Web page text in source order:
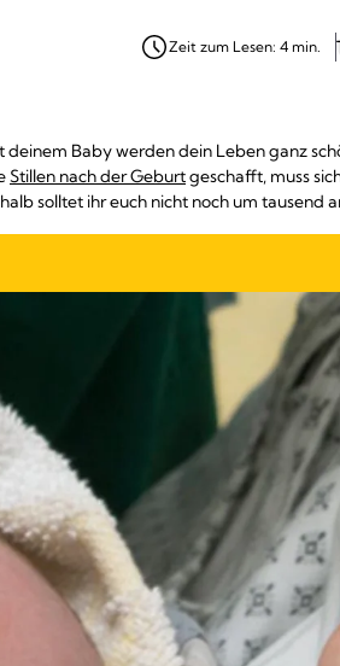
Zeit zum Lesen: 4 min.
deinem Baby werden dein Leben ganz
Stillen nach der Geburtgeschafft, muss
solltet ihr euch nicht noch um tausend